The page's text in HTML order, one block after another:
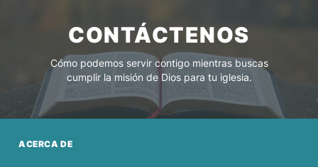
CONTÁCTENOS
Cómo podemos servir contigo mientras buscas
cumplir la misión de Dios para tu iglesia.
ACERCA DE